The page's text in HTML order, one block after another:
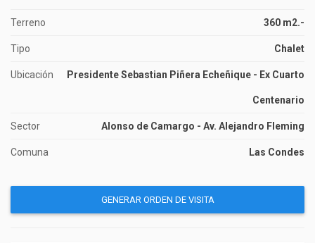
Terreno 360 m2.-
Tipo Chalet
Ubicación Presidente Sebastian Piñera Echeñique - Ex Cuarto
Centenario
Sector Alonso de Camargo - Av. Alejandro Fleming
Comuna Las Condes
GENERAR ORDEN DE VISITA